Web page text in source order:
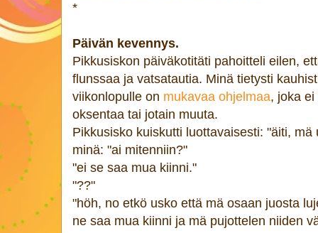
*
Päivän kevennys.
Pikkusiskon päiväkotitäti pahoitteli eilen,
flunssaa ja vatsatautia. Minä tietysti
viikonlopulle on mukavaa ohjelmaa, joka
oksentaa tai jotain muuta.
Pikkusisko kuiskutti luottavaisesti: "äiti,
minä: "ai mitenniin?"
"ei se saa mua kiinni."
"??"
"höh, no etkö usko että mä osaan juosta
ne saa mua kiinni ja mä pujottelen niiden